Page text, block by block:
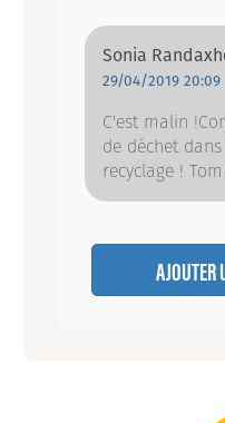
Sonia
29/04/2019 20:09
C'est malin
de déchet
recyclage !
AJOUTER